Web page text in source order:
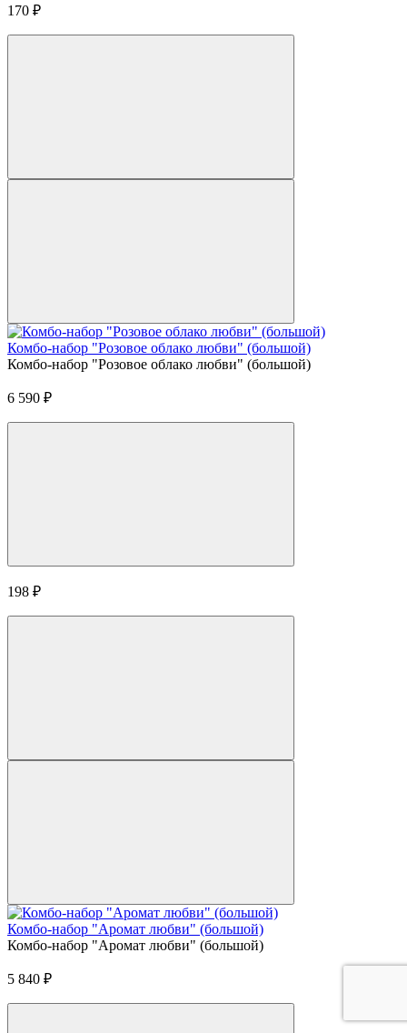
170 ₽
Комбо-набор "Розовое облако любви" (большой)
Комбо-набор "Розовое облако любви" (большой)
6 590 ₽
198 ₽
Комбо-набор "Аромат любви" (большой)
Комбо-набор "Аромат любви" (большой)
5 840 ₽